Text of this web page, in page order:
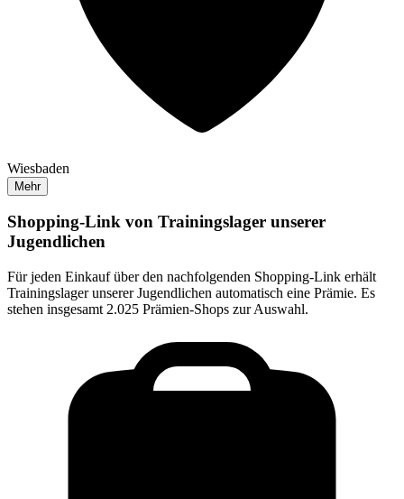
Wiesbaden
Mehr
Shopping-Link von Trainingslager unserer
Jugendlichen
Für jeden Einkauf über den nachfolgenden Shopping-Link erhält
Trainingslager unserer Jugendlichen automatisch eine Prämie. Es
stehen insgesamt 2.025 Prämien-Shops zur Auswahl.